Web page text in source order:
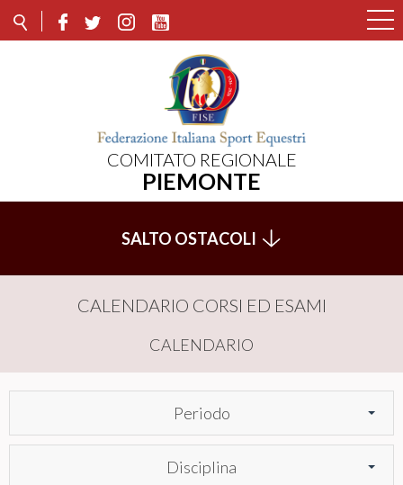
COMITATO REGIONALE
PIEMONTE
SALTO OSTACOLI
CALENDARIO CORSI ED ESAMI
CALENDARIO
Periodo
Disciplina